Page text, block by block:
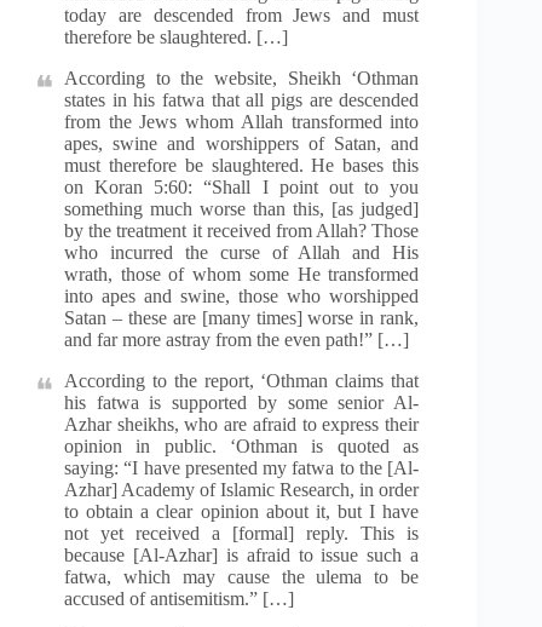
today are descended from Jews and must
therefore be slaughtered. […]
According to the website, Sheikh ‘Othman
states in his fatwa that all pigs are descended
from the Jews whom Allah transformed into
apes, swine and worshippers of Satan, and
must therefore be slaughtered. He bases this
on Koran 5:60: “Shall I point out to you
something much worse than this, [as judged]
by the treatment it received from Allah? Those
who incurred the curse of Allah and His
wrath, those of whom some He transformed
into apes and swine, those who worshipped
Satan – these are [many times] worse in rank,
and far more astray from the even path!” […]
According to the report, ‘Othman claims that
his fatwa is supported by some senior Al-
Azhar sheikhs, who are afraid to express their
opinion in public. ‘Othman is quoted as
saying: “I have presented my fatwa to the [Al-
Azhar] Academy of Islamic Research, in order
to obtain a clear opinion about it, but I have
not yet received a [formal] reply. This is
because [Al-Azhar] is afraid to issue such a
fatwa, which may cause the ulema to be
accused of antisemitism.” […]